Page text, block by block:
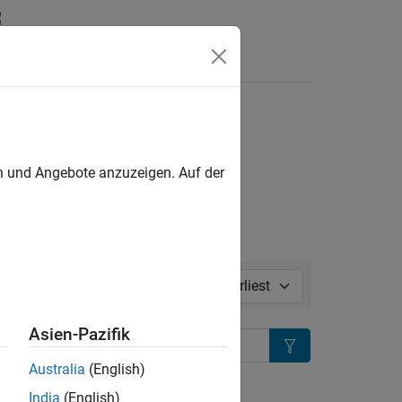
in pageAngebote anzuzeigen. Auf der
Asien-Pazifik
Australia (English)
India (English)